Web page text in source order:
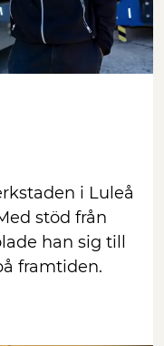
i Luleå
stöd från
han sig till
framtiden.